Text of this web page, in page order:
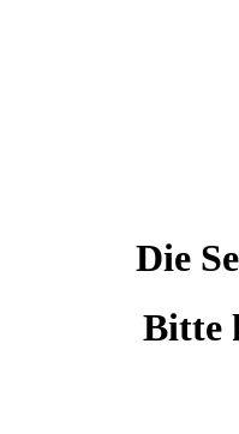
Die
Bitte